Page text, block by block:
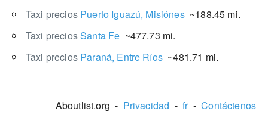
Taxi precios Puerto Iguazú, Misiónes~188.45 mi.
Taxi preciosSanta Fe ~477.73 mi.
Taxi precios Paraná, Entre Ríos~481.71 mi.
Aboutlist.org - Privacidad -fr-Contáctenos